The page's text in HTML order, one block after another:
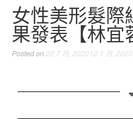
女性美形髮際
果發表【林宜
Posted on22 7 月, 2020 12 1 月, 2023